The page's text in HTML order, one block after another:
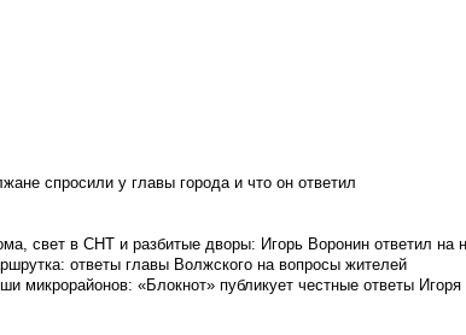
спросили у главы города и что он ответил
свет в СНТ и разбитые дворы: Игорь Воронин ответил на
ответы главы Волжского на вопросы жителей
микрорайонов: «Блокнот» публикует честные ответы